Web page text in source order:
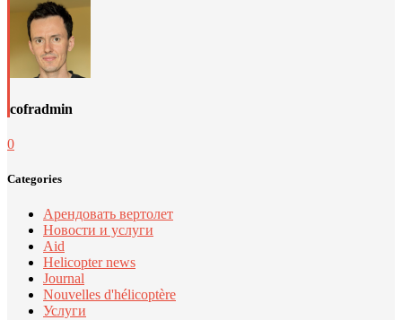
cofradmin
0
Categories
Арендовать вертолет
Новости и услуги
Aid
Helicopter news
Journal
Nouvelles d'hélicoptère
Услуги